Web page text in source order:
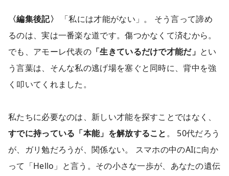
〈編集後記〉
「私には才能がない」。 そう言って諦め
るのは、実は一番楽な道です。傷つかなくて済むから。
でも、アモーレ代表の 「生きているだけで才能だ」 とい
う言葉は、そんな私の逃げ場を塞ぐと同時に、背中を強
く叩いてくれました。
私たちに必要なのは、新しい才能を探すことではなく、
すでに持っている「本能」を解放すること。 50代だろう
が、ガリ勉だろうが、関係ない。 スマホの中のAIに向か
って「Hello」と言う。その小さな一歩が、あなたの遺伝